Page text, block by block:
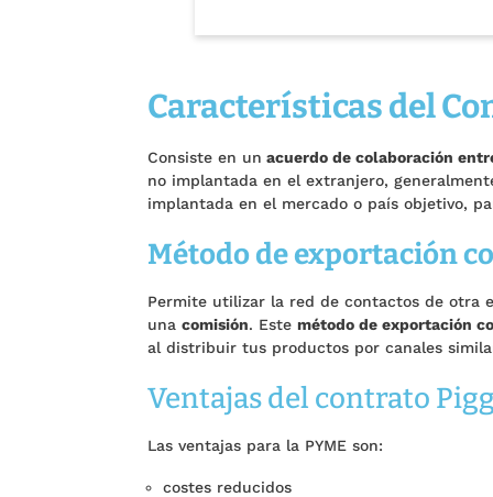
Características del
Consiste en un acuerdo de colaboración
no implantada en el extranjero,
implantada en el mercado o país objetivo,
Método de exportación
Permite utilizar la red de contactos de otra
unacomisión. Estemétodo de exportación
al distribuir tus productos por canales
Ventajas del contrato
Las ventajas para la PYME son:
costes reducidos